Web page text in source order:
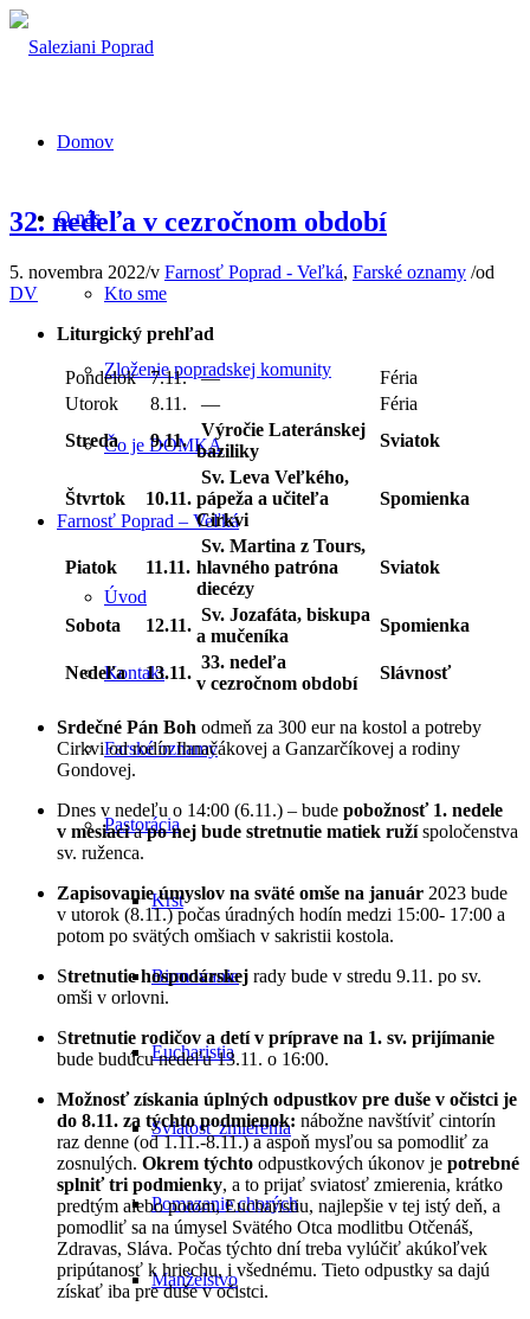
Domov
O nás
Kto sme
Zloženie popradskej komunity
Čo je DOMKA
Farnosť Poprad – Veľká
Úvod
Kontakt
Farské oznamy
Pastorácia
Krst
Birmovanie
Eucharistia
Sviatosť zmierenia
Pomazanie chorých
Manželstvo
32. nedeľa v cezročnom období
5. novembra 2022/v Farnosť Poprad - Veľká, Farské oznamy /od
DV
Liturgický prehľad
Pondelok 7.11. —
Féria
Utorok
8.11. —
Féria
Streda
9.11.
Výročie Lateránskej
baziliky
Sviatok
Štvrtok 10.11.
Sv. Leva Veľkého,
pápeža a učiteľa
Cirkvi
Spomienka
Piatok 11.11.
Sv. Martina z Tours,
hlavného patróna
diecézy
Sviatok
Sobota 12.11.
Sv. Jozafáta, biskupa
a mučeníka
Spomienka
Nedeľa 13.11.
33. nedeľa
v cezročnom období
Slávnosť
Srdečné Pán Boh odmeň za 300 eur na kostol a potreby
Cirkvi od rodín Ihnačákovej a Ganzarčíkovej a rodiny
Gondovej.
Dnes v nedeľu o 14:00 (6.11.) – bude pobožnosť 1. nedele
v mesiaciapo nej bude stretnutie matiek ružíspoločenstva
sv. ruženca.
Zapisovanie úmyslov na sväté omše na január 2023 bude
v utorok (8.11.) počas úradných hodín medzi 15:00- 17:00 a
potom po svätých omšiach v sakristii kostola.
Stretnutie hospodárskej rady bude v stredu 9.11. po sv.
omši v orlovni.
Stretnutie rodičov a detí v príprave na 1. sv. prijímanie
bude budúcu nedeľu 13.11. o 16:00.
Možnosť získania úplných odpustkov pre duše v očistci je
do 8.11. za týchto podmienok: nábožne navštíviť cintorín
raz denne (od 1.11.-8.11.) a aspoň mysľou sa pomodliť za
zosnulých. Okrem týchto odpustkových úkonov je potrebné
splniť tri podmienky, a to prijať sviatosť zmierenia, krátko
predtým alebo potom, Eucharistiu, najlepšie v tej istý deň, a
pomodliť sa na úmysel Svätého Otca modlitbu Otčenáš,
Zdravas, Sláva. Počas týchto dní treba vylúčiť akúkoľvek
pripútanosť k hriechu, i všednému. Tieto odpustky sa dajú
získať iba pre duše v očistci.